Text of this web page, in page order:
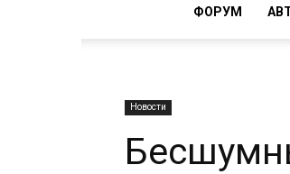
ФОРУМ
Новости